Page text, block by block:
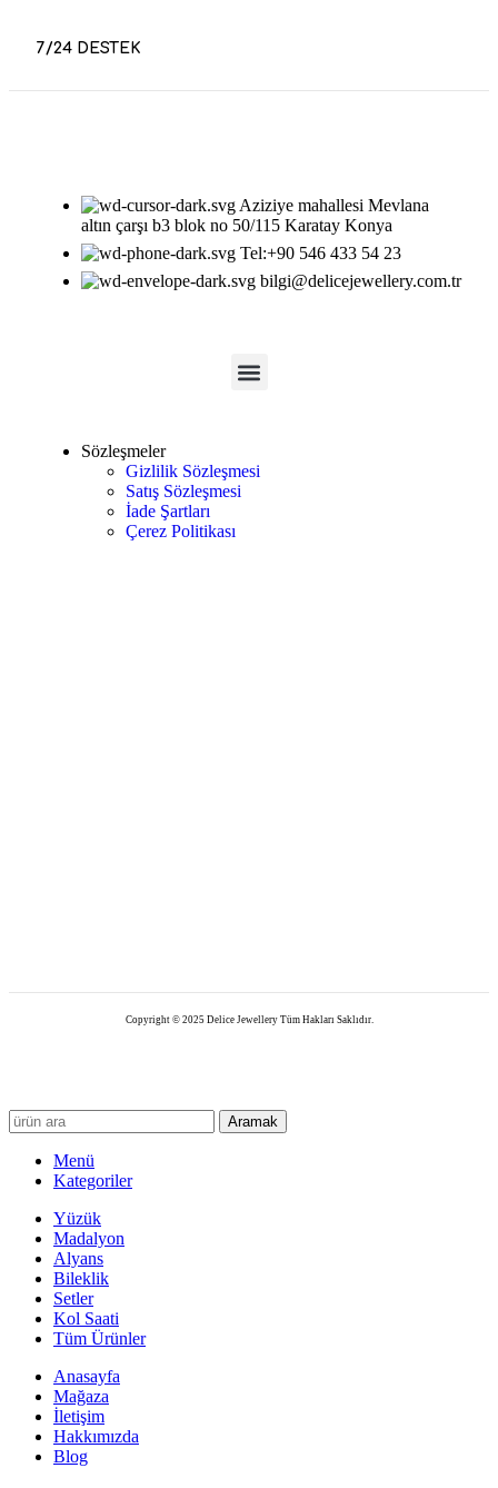
7/24 DESTEK
Aziziye mahallesi Mevlana
altın çarşı b3 blok no 50/115 Karatay Konya
Tel:+90 546 433 54 23
bilgi@delicejewellery.com.tr
Sözleşmeler
Gizlilik Sözleşmesi
Satış Sözleşmesi
İade Şartları
Çerez Politikası
Copyright © 2025 Delice Jewellery Tüm Hakları Saklıdır.
Aramak
Menü
Kategoriler
Yüzük
Madalyon
Alyans
Bileklik
Setler
Kol Saati
Tüm Ürünler
Anasayfa
Mağaza
İletişim
Hakkımızda
Blog